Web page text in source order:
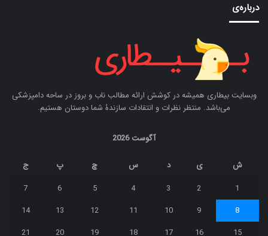
درباره‌ی
وبسایت بیطاری همیشه در کوشش ارائه مطالب ناب و بروز در ساحه دامپزشکی
می‌باشد. منتظر نظرات و انتقادات سازندۀ شما دوستان هستیم.
آگوست 2026
ش ی د س چ پ
ج
1
2
3
4
5
6
7
8
9
10
11
12
13
14
15
16
17
18
19
20
21